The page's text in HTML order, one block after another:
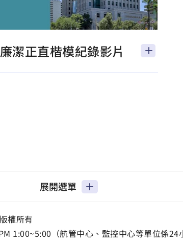
潔正直楷模紀錄影片
展開選單
權所有
1:00~5:00（航管中心、監控中心等單位係24